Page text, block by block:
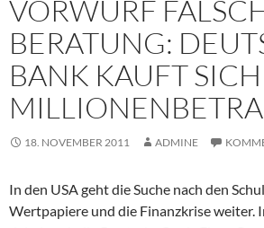
VORWURF
BERATUNG:
BANK KAUFT
18. NOVEMBER 2011 ADMINE
In den USA geht die Suche nach den
Wertpapiere und die Finanzkrise weiter.